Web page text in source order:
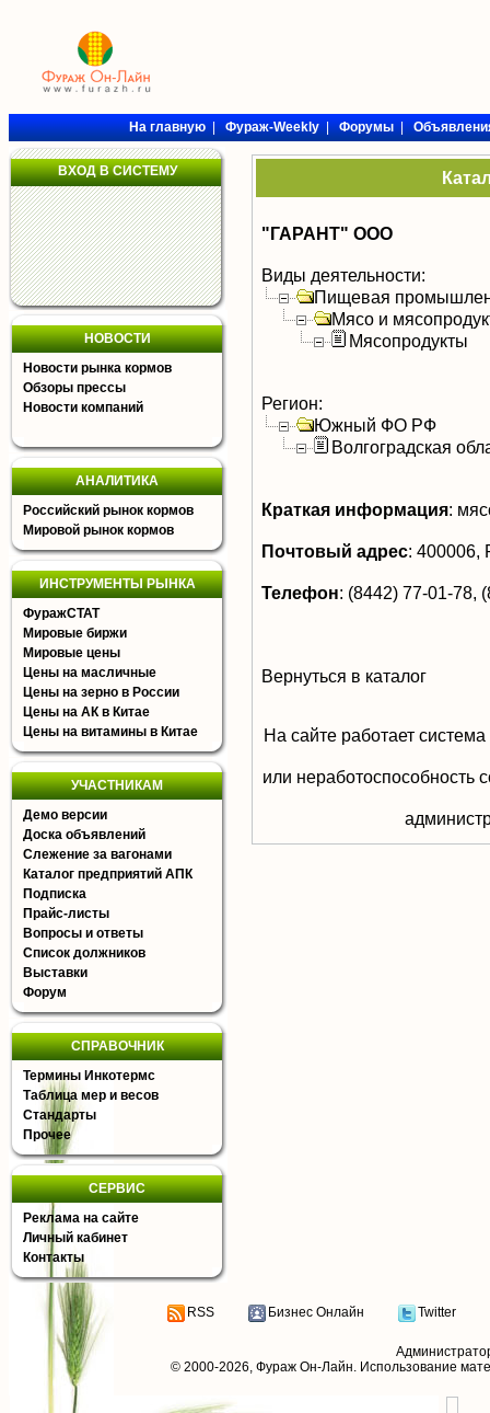
На главную|Фураж-Weekly|Форумы|
ВХОД В СИСТЕМУ
НОВОСТИ
Новости рынка кормов
Обзоры прессы
Новости компаний
АНАЛИТИКА
Российский рынок кормов
Мировой рынок кормов
ИНСТРУМЕНТЫ РЫНКА
ФуражСТАТ
Мировые биржи
Мировые цены
Цены на масличные
Цены на зерно в России
Цены на АК в Китае
Цены на витамины в Китае
УЧАСТНИКАМ
Демо версии
Доска объявлений
Слежение за вагонами
Каталог предприятий АПК
Подписка
Прайс-листы
Вопросы и ответы
Список должников
Выставки
Форум
СПРАВОЧНИК
Термины Инкотермс
Таблица мер и весов
Стандарты
Прочее
СЕРВИС
Реклама на сайте
Личный кабинет
Контакты
"ГАРАНТ" ООО
Виды деятельности:
Пищевая
Мясо и
Мясопродукты
Регион:
Южный ФО РФ
Волгоградская
Краткая информация:
Почтовый адрес: 400006,
Телефон: (8442) 77-01-78,
Вернуться в каталог
На сайте работает
или неработоспособность
RSS Бизнес Онлайн Twitter
© 2000-2026, Фураж Он-Лайн. Использование